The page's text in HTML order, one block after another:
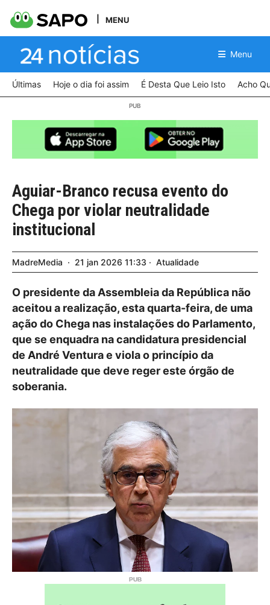
MENU
Menu
Últimas Hoje o dia foi assim É Desta Que Leio Isto Acho
Aguiar-Branco recusa evento do
Chega por violar neutralidade
institucional
MadreMedia 21 jan 2026 11:33 Atualidade
O presidente da Assembleia da República não
aceitou a realização, esta quarta-feira, de uma
ação do Chega nas instalações do Parlamento,
que se enquadra na candidatura presidencial
de André Ventura e viola o princípio da
neutralidade que deve reger este órgão de
soberania.